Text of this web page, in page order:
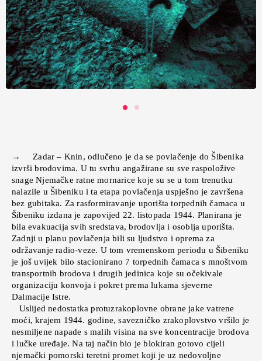
→ Zadar – Knin, odlučeno je da se povlačenje do Šibenika
izvrši brodovima. U tu svrhu angažirane su sve raspoložive
snage Njemačke ratne mornarice koje su se u tom trenutku
nalazile u Šibeniku i ta etapa povlačenja uspješno je završena
bez gubitaka. Za rasformiravanje uporišta torpednih čamaca u
Šibeniku izdana je zapovijed 22. listopada 1944. Planirana je
bila evakuacija svih sredstava, brodovlja i osoblja uporišta.
Zadnji u planu povlačenja bili su ljudstvo i oprema za
održavanje radio-veze. U tom vremenskom periodu u Šibeniku
je još uvijek bilo stacionirano 7 torpednih čamaca s mnoštvom
transportnih brodova i drugih jedinica koje su očekivale
organizaciju konvoja i pokret prema lukama sjeverne
Dalmacije Istre.
Uslijed nedostatka protuzrakoplovne obrane jake vatrene
moći, krajem 1944. godine, savezničko zrakoplovstvo vršilo je
nesmiljene napade s malih visina na sve koncentracije brodova
i lučke uređaje. Na taj način bio je blokiran gotovo cijeli
njemački pomorski teretni promet koji je uz nedovoljne